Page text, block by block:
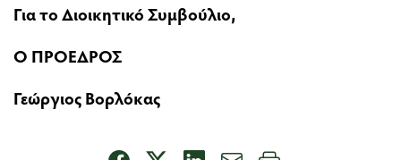
Για το Διοικητικό Συμβούλιο,
Ο ΠΡΟΕΔΡΟΣ
Γεώργιος Βορλόκας